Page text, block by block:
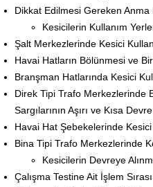
Dikkat Edilmesi Gereken Anma
Kesicilerin Kullanım
Şalt Merkezlerinde Kesici
Havai Hatların Bölünmesi ve
Branşman Hatlarında Kesici
Direk Tipi Trafo Merkezlerinde
Sargılarının Aşırı ve Kısa
Havai Hat Şebekelerinde Kesici
Bina Tipi Trafo Merkezlerinde
Kesicilerin Devreye
Çalışma Testine Ait İşlem Sırası